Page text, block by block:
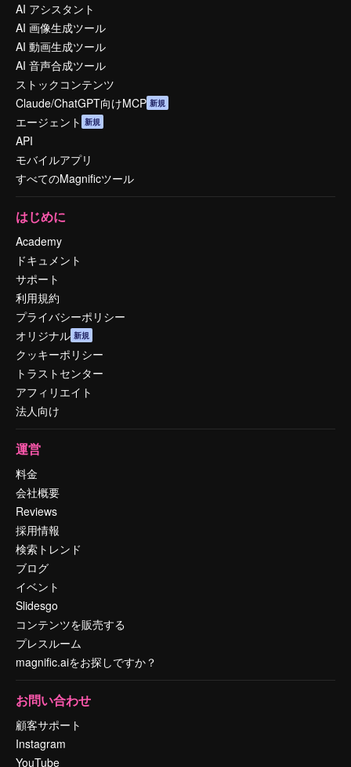
AI アシスタント
AI 画像生成ツール
AI 動画生成ツール
AI 音声合成ツール
ストックコンテンツ
Claude/ChatGPT向けMCP 新規
エージェント 新規
API
モバイルアプリ
すべてのMagnificツール
はじめに
Academy
ドキュメント
サポート
利用規約
プライバシーポリシー
オリジナル 新規
クッキーポリシー
トラストセンター
アフィリエイト
法人向け
運営
料金
会社概要
Reviews
採用情報
検索トレンド
ブログ
イベント
Slidesgo
コンテンツを販売する
プレスルーム
magnific.aiをお探しですか？
お問い合わせ
顧客サポート
Instagram
YouTube